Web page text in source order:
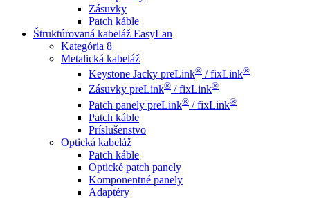
Zásuvky
Patch káble
Štruktúrovaná kabeláž EasyLan
Kategória 8
Metalická kabeláž
Keystone Jacky preLink® / fixLink®
Zásuvky preLink® / fixLink®
Patch panely preLink® / fixLink®
Patch káble
Príslušenstvo
Optická kabeláž
Patch káble
Optické patch panely
Komponentné panely
Adaptéry